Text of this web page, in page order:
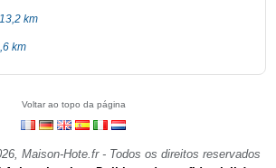
13,2 km
km
Voltar ao topo da página
Maison-Hote.fr - Todos os direitos reservados